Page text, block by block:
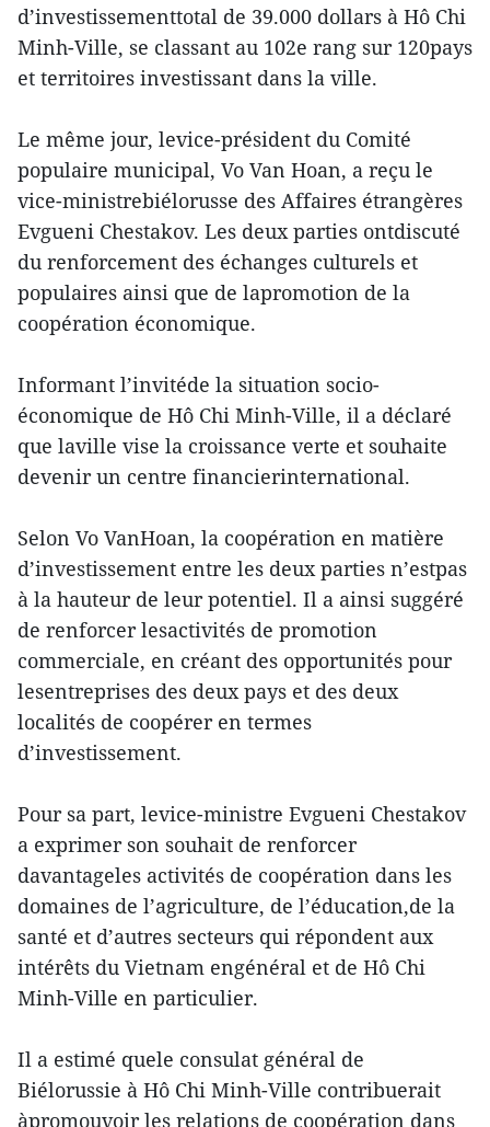
d’investissementtotal de 39.000 dollars à Hô Chi
Minh-Ville, se classant au 102e rang sur 120pays
et territoires investissant dans la ville.
Le même jour, levice-président du Comité
populaire municipal, Vo Van Hoan, a reçu le
vice-ministrebiélorusse des Affaires étrangères
Evgueni Chestakov. Les deux parties ontdiscuté
du renforcement des échanges culturels et
populaires ainsi que de lapromotion de la
coopération économique.
Informant l’invitéde la situation socio-
économique de Hô Chi Minh-Ville, il a déclaré
que laville vise la croissance verte et souhaite
devenir un centre financierinternational.
Selon Vo VanHoan, la coopération en matière
d’investissement entre les deux parties n’estpas
à la hauteur de leur potentiel. Il a ainsi suggéré
de renforcer lesactivités de promotion
commerciale, en créant des opportunités pour
lesentreprises des deux pays et des deux
localités de coopérer en termes
d’investissement.
Pour sa part, levice-ministre Evgueni Chestakov
a exprimer son souhait de renforcer
davantageles activités de coopération dans les
domaines de l’agriculture, de l’éducation,de la
santé et d’autres secteurs qui répondent aux
intérêts du Vietnam engénéral et de Hô Chi
Minh-Ville en particulier.
Il a estimé quele consulat général de
Biélorussie à Hô Chi Minh-Ville contribuerait
àpromouvoir les relations de coopération dans